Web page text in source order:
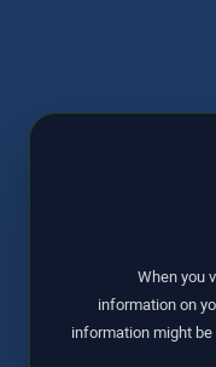
When you
information on
information might